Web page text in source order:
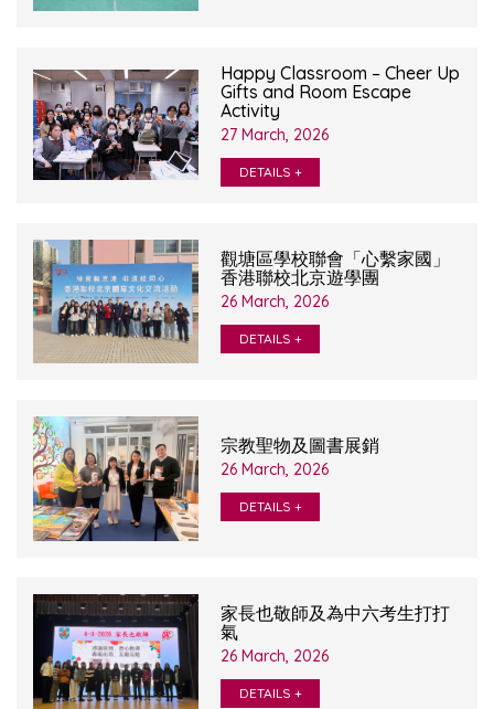
Happy Classroom – Cheer Up
Gifts and Room Escape
Activity
27 March, 2026
DETAILS +
觀塘區學校聯會「心繫家國」
香港聯校北京遊學團
26 March, 2026
DETAILS +
宗教聖物及圖書展銷
26 March, 2026
DETAILS +
家長也敬師及為中六考生打打
氣
26 March, 2026
DETAILS +